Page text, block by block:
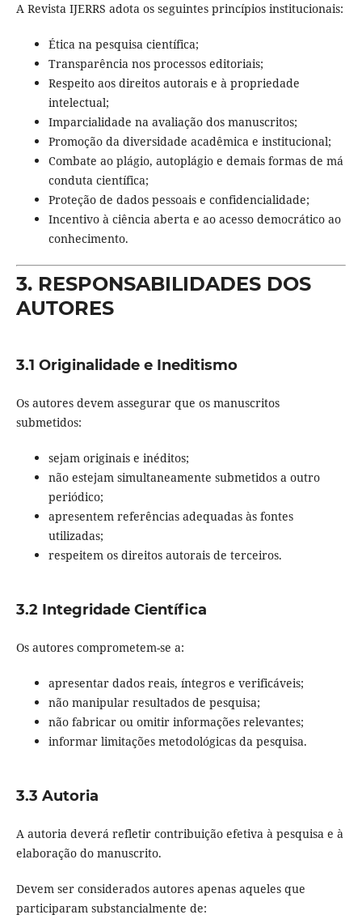
A Revista IJERRS adota os seguintes princípios institucionais:
Ética na pesquisa científica;
Transparência nos processos editoriais;
Respeito aos direitos autorais e à propriedade
intelectual;
Imparcialidade na avaliação dos manuscritos;
Promoção da diversidade acadêmica e institucional;
Combate ao plágio, autoplágio e demais formas de má
conduta científica;
Proteção de dados pessoais e confidencialidade;
Incentivo à ciência aberta e ao acesso democrático ao
conhecimento.
3. RESPONSABILIDADES DOS
AUTORES
3.1 Originalidade e Ineditismo
Os autores devem assegurar que os manuscritos
submetidos:
sejam originais e inéditos;
não estejam simultaneamente submetidos a outro
periódico;
apresentem referências adequadas às fontes
utilizadas;
respeitem os direitos autorais de terceiros.
3.2 Integridade Científica
Os autores comprometem-se a:
apresentar dados reais, íntegros e verificáveis;
não manipular resultados de pesquisa;
não fabricar ou omitir informações relevantes;
informar limitações metodológicas da pesquisa.
3.3 Autoria
A autoria deverá refletir contribuição efetiva à pesquisa e à
elaboração do manuscrito.
Devem ser considerados autores apenas aqueles que
participaram substancialmente de: